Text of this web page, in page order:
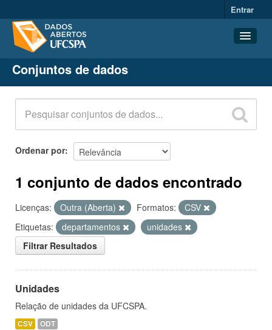
Entrar
Conjuntos de dados
Organizações
Grupos
Sobre
Conjuntos de dados
Ordenar por
1 conjunto de dados encontrado
Licenças: Outra (Aberta) Formatos:
CSV
Etiquetas:
departamentos
unidades
Filtrar Resultados
Unidades
Relação de unidades da UFCSPA.
CSV ODT